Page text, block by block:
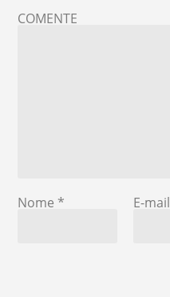
COMENTE
Nome * E-mail